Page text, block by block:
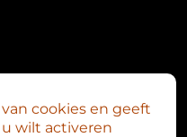
cookies en geeft
wilt activeren